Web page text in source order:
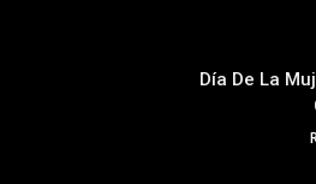
Día De La